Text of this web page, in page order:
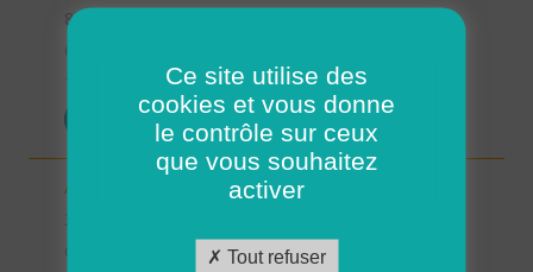
85 - Vendée
POSTULER
Aide à domicile - secteur Beaumarchès (H/F)
Ce site utilise des
cookies et vous donne
le contrôle sur ceux
que vous souhaitez
activer
Tout refuser